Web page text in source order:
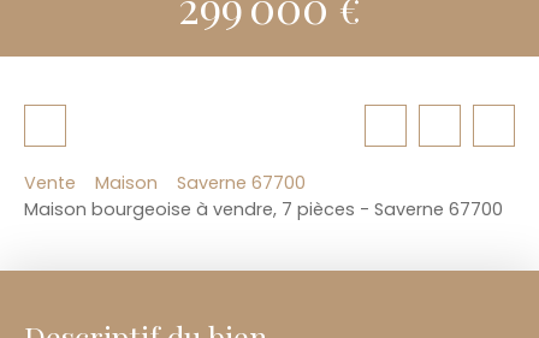
Vente Maison
Saverne 67700
Maison bourgeoise à vendre, 7 pièces - Saverne 67700